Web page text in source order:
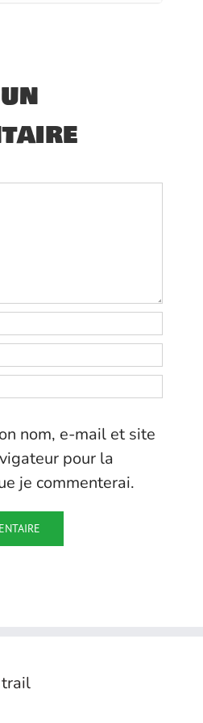
nom, e-mail et site
pour la
je commenterai.